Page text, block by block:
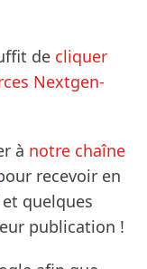
de cliquer
Nextgen-
à notre chaîne
recevoir en
quelques
publication !